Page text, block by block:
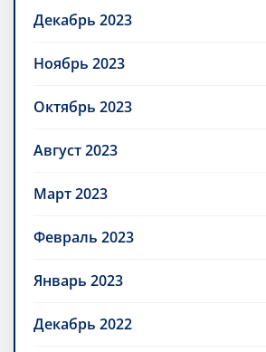
Декабрь 2023
Ноябрь 2023
Октябрь 2023
Август 2023
Март 2023
Февраль 2023
Январь 2023
Декабрь 2022